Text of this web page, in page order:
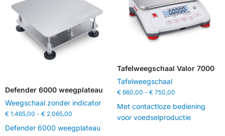
Defender 6000 weegplateau
Weegschaal zonder indicator
€ 1.465,00 - € 2.065,00
Defender 6000 weegplateau
Tafelweegschaal Valor 7000
Tafelweegschaal
€660,00 - €750,00
Met contactloze bediening
voor voedselproductie